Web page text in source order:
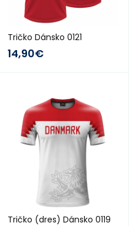
Tričko Dánsko 0121
14,90€
Tričko (dres) Dánsko 0119